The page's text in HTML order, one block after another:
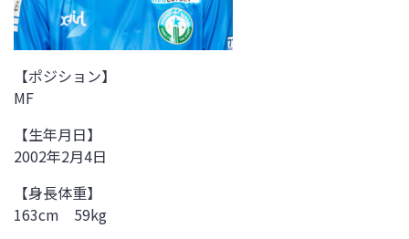
【ポジション】
MF
【生年月日】
2002年2月4日
【身長体重】
163cm 59kg